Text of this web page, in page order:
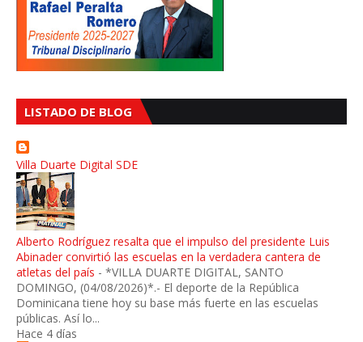
LISTADO DE BLOG
Villa Duarte Digital SDE
Alberto Rodríguez resalta que el impulso del presidente Luis
Abinader convirtió las escuelas en la verdadera cantera de
atletas del país - *VILLA DUARTE DIGITAL, SANTO
DOMINGO, (04/08/2026)*.- El deporte de la República
Dominicana tiene hoy su base más fuerte en las escuelas
públicas. Así lo...
Hace 4 días